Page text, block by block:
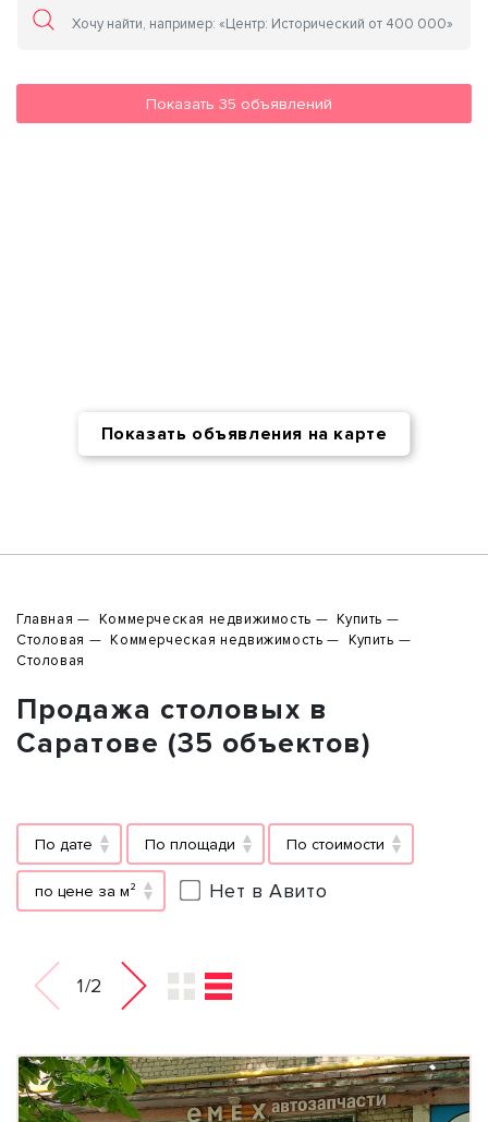
Показать 35 объявлений
Показать объявления на карте
Главная Коммерческая недвижимость
Купить
Столовая
Коммерческая недвижимость
Купить
Столовая
Продажа столовых в
Саратове (35 объектов)
По дате По площади По стоимости
по цене за м² Нет в Авито
1/2